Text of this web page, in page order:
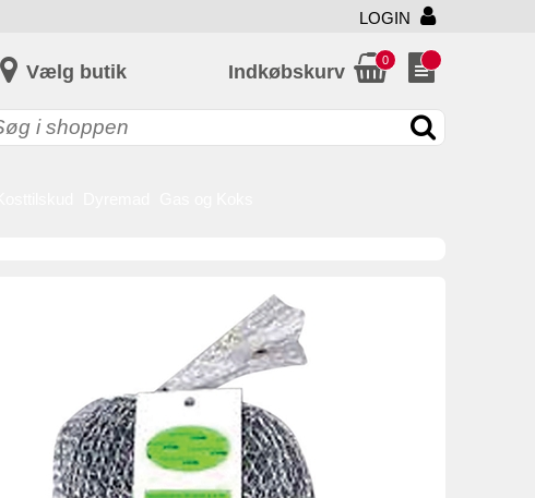
LOGIN
Vælg butik Indkøbskurv
0